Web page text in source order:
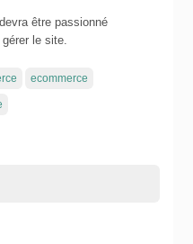
être passionné
gérer le site.
ecommerce